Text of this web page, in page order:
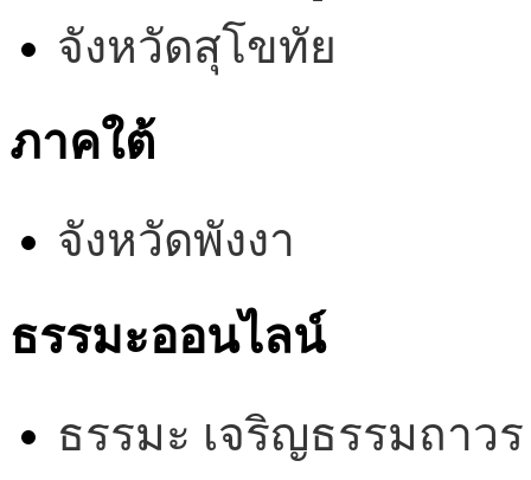
จังหวัดสุโขทัย
ภาคใต้
จังหวัดพังงา
ธรรมะออนไลน์
ธรรมะ เจริญธรรมถาวร